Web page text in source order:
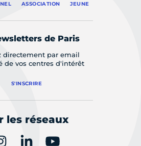
ASSOCIATION JEUNE
de Paris
directement par email
de vos centres d'intérêt
S'INSCRIRE
les réseaux